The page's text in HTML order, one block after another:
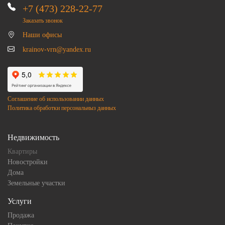
+7 (473) 228-22-77
Заказать звонок
Наши офисы
krainov-vrn@yandex.ru
Соглашение об использовании данных
Политика обработки персональныз данных
Недвижимость
Квартиры
Новостройки
Дома
Земельные участки
Услуги
Продажа